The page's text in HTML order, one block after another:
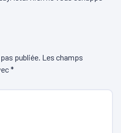
publiée. Les champs
*